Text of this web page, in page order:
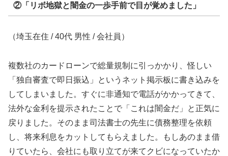
②「リボ地獄と闇金の一歩手前で目が覚めました」
（埼玉在住 / 40代 男性 / 会社員）
複数社のカードローンで総量規制に引っかかり、怪しい
「独自審査で即日振込」というネット掲示板に書き込みを
してしまいました。すぐに非通知で電話がかかってきて、
法外な金利を提示されたことで「これは闇金だ」と正気に
戻りました。そのまま司法書士の先生に債務整理を依頼
し、将来利息をカットしてもらえました。もしあのまま借
りていたら、会社にも取り立てが来てクビになっていたか